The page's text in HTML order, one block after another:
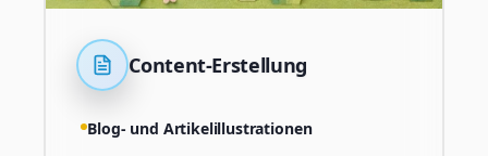
Content-Erstellung
Blog- und Artikelillustrationen